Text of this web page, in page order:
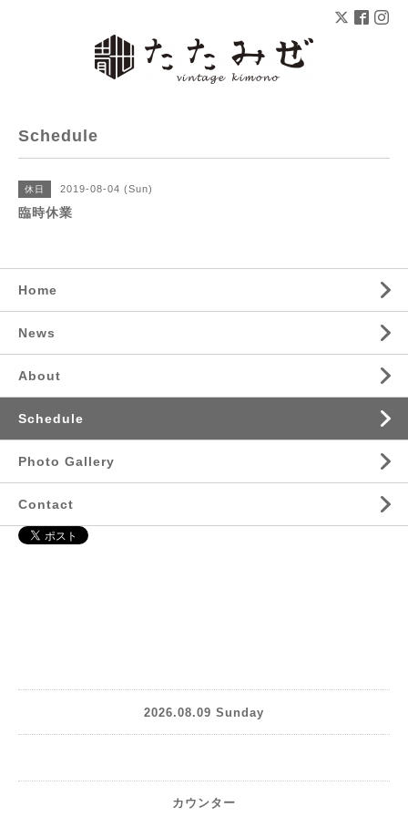
Schedule
休日 2019-08-04 (Sun)
臨時休業
Home
News
About
Schedule
Photo Gallery
Contact
2026.08.09 Sunday
カウンター